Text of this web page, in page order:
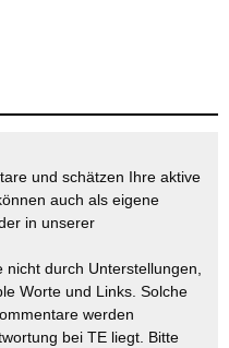
und schätzen Ihre aktive
auch als eigene
in unserer
durch Unterstellungen,
Worte und Links. Solche
werden
bei TE liegt. Bitte